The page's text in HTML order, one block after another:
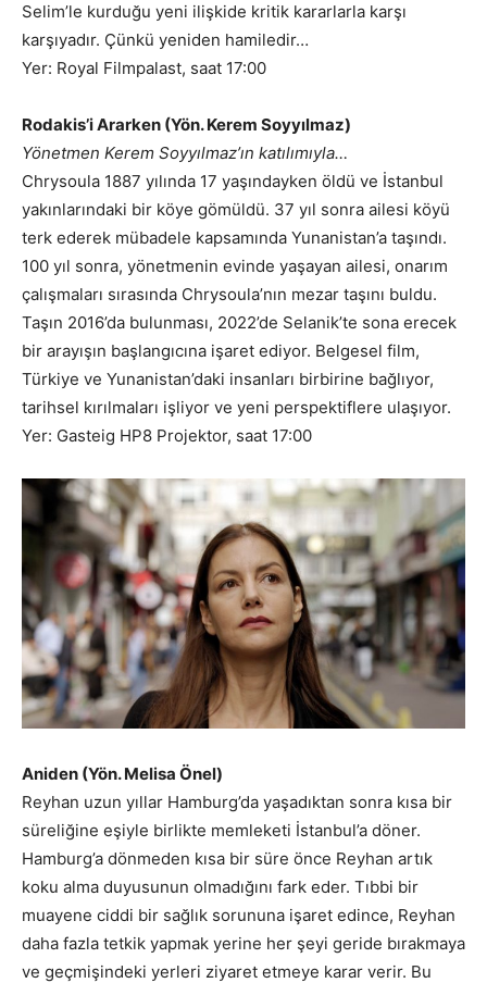
Selim’le kurduğu yeni ilişkide kritik kararlarla karşı
karşıyadır. Çünkü yeniden hamiledir…
Yer: Royal Filmpalast, saat 17:00
Rodakis’i Ararken (Yön. Kerem Soyyılmaz)
Yönetmen Kerem Soyyılmaz’ın katılımıyla…
Chrysoula 1887 yılında 17 yaşındayken öldü ve İstanbul
yakınlarındaki bir köye gömüldü. 37 yıl sonra ailesi köyü
terk ederek mübadele kapsamında Yunanistan’a taşındı.
100 yıl sonra, yönetmenin evinde yaşayan ailesi, onarım
çalışmaları sırasında Chrysoula’nın mezar taşını buldu.
Taşın 2016’da bulunması, 2022’de Selanik’te sona erecek
bir arayışın başlangıcına işaret ediyor. Belgesel film,
Türkiye ve Yunanistan’daki insanları birbirine bağlıyor,
tarihsel kırılmaları işliyor ve yeni perspektiflere ulaşıyor.
Yer: Gasteig HP8 Projektor, saat 17:00
Aniden (Yön. Melisa Önel)
Reyhan uzun yıllar Hamburg’da yaşadıktan sonra kısa bir
süreliğine eşiyle birlikte memleketi İstanbul’a döner.
Hamburg’a dönmeden kısa bir süre önce Reyhan artık
koku alma duyusunun olmadığını fark eder. Tıbbi bir
muayene ciddi bir sağlık sorununa işaret edince, Reyhan
daha fazla tetkik yapmak yerine her şeyi geride bırakmaya
ve geçmişindeki yerleri ziyaret etmeye karar verir. Bu